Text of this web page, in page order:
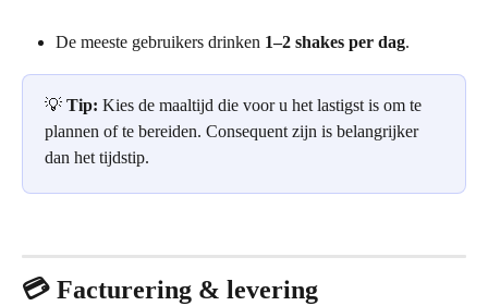
De meeste gebruikers drinken 1–2 shakes per dag.
💡 Tip: Kies de maaltijd die voor u het lastigst is om te
plannen of te bereiden. Consequent zijn is belangrijker
dan het tijdstip.
💳 Facturering & levering